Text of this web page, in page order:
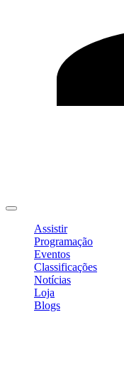
Assistir
Programação
Eventos
Classificações
Notícias
Loja
Blogs